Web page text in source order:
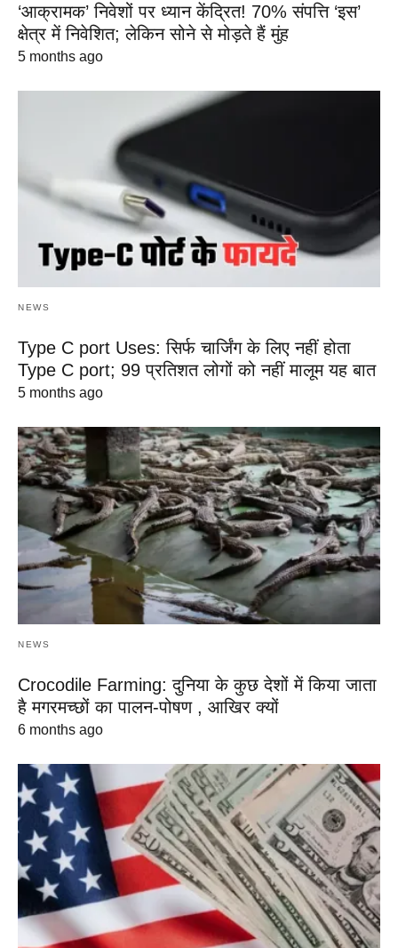
‘आक्रामक’ निवेशों पर ध्यान केंद्रित! 70% संपत्ति ‘इस’
क्षेत्र में निवेशित; लेकिन सोने से मोड़ते हैं मुंह
5 months ago
NEWS
Type C port Uses: सिर्फ चार्जिंग के लिए नहीं होता
Type C port; 99 प्रतिशत लोगों को नहीं मालूम यह बात
5 months ago
NEWS
Crocodile Farming: दुनिया के कुछ देशों में किया जाता
है मगरमच्छों का पालन-पोषण , आखिर क्यों
6 months ago